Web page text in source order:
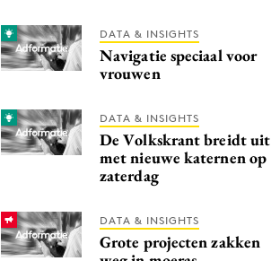
DATA & INSIGHTS
Navigatie speciaal voor
vrouwen
DATA & INSIGHTS
De Volkskrant breidt uit
met nieuwe katernen op
zaterdag
DATA & INSIGHTS
Grote projecten zakken